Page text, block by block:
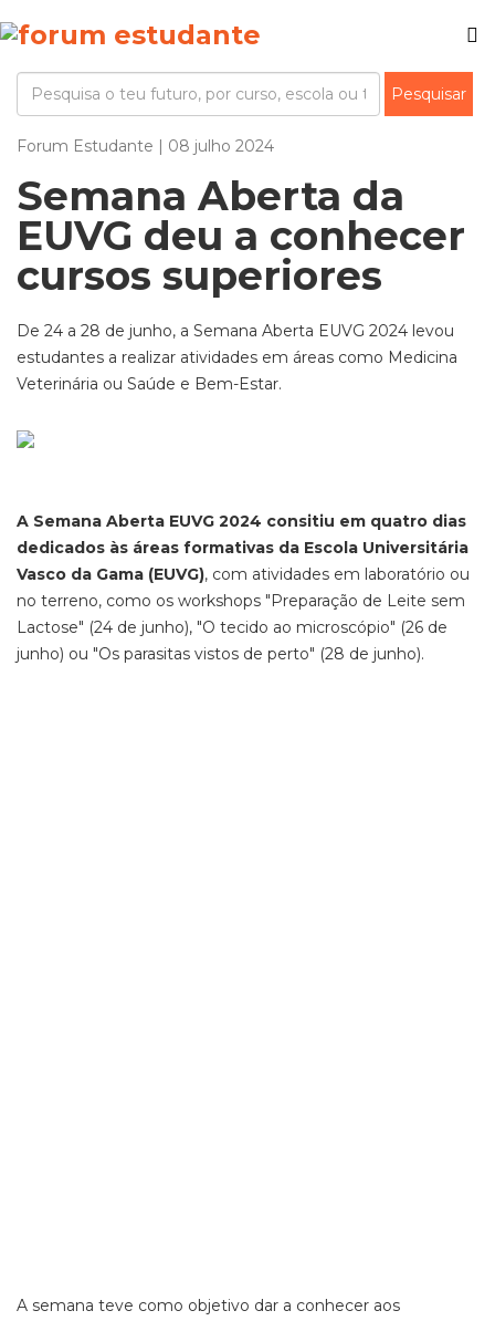
Forum Estudante | 08 julho 2024
Semana Aberta da
EUVG deu a conhecer
cursos superiores
De 24 a 28 de junho, a Semana Aberta EUVG 2024 levou
estudantes a realizar atividades em áreas como Medicina
Veterinária ou Saúde e Bem-Estar.
A Semana Aberta EUVG 2024 consitiu em quatro dias
dedicados às áreas formativas da Escola Universitária
Vasco da Gama (EUVG), com atividades em laboratório ou
no terreno, como os workshops "Preparação de Leite sem
Lactose" (24 de junho), "O tecido ao microscópio" (26 de
junho) ou "Os parasitas vistos de perto" (28 de junho).
A semana teve como objetivo dar a conhecer aos